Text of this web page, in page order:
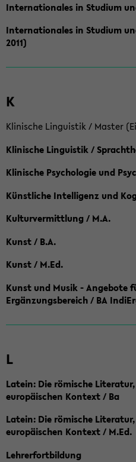
Internationales in Studium
Internationales in Studium
2011)
K
Klinische Linguistik / Master
Klinische Linguistik /
Klinische Psychologie und
Künstliche Intelligenz und
Kulturvermittlung / M.A.
Kunst / B.A.
Kunst / M.Ed.
Kunst und Musik - Angebote
Ergänzungsbereich / BA
L
Latein: Die römische
europäischen Kontext / Ba
Latein: Die römische
europäischen Kontext / M.Ed.
Lehrerfortbildung